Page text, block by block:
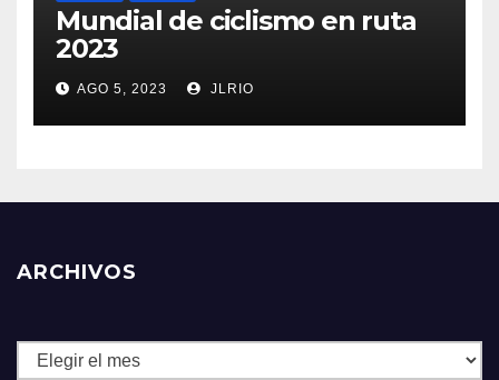
Mundial de ciclismo en ruta
2023
AGO 5, 2023 JLRIO
ARCHIVOS
Archivos